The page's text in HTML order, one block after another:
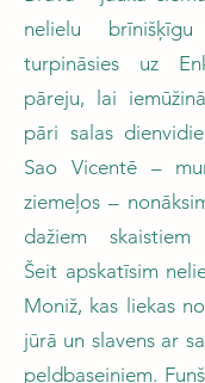
nelielu
turpināsies uz
pāreju, lai
pāri salas
Sao Vicentē –
ziemeļos –
dažiem skaistiem
Šeit apskatīsim
Moniž, kas liekas
jūrā un slavens ar
peldbaseiniem.